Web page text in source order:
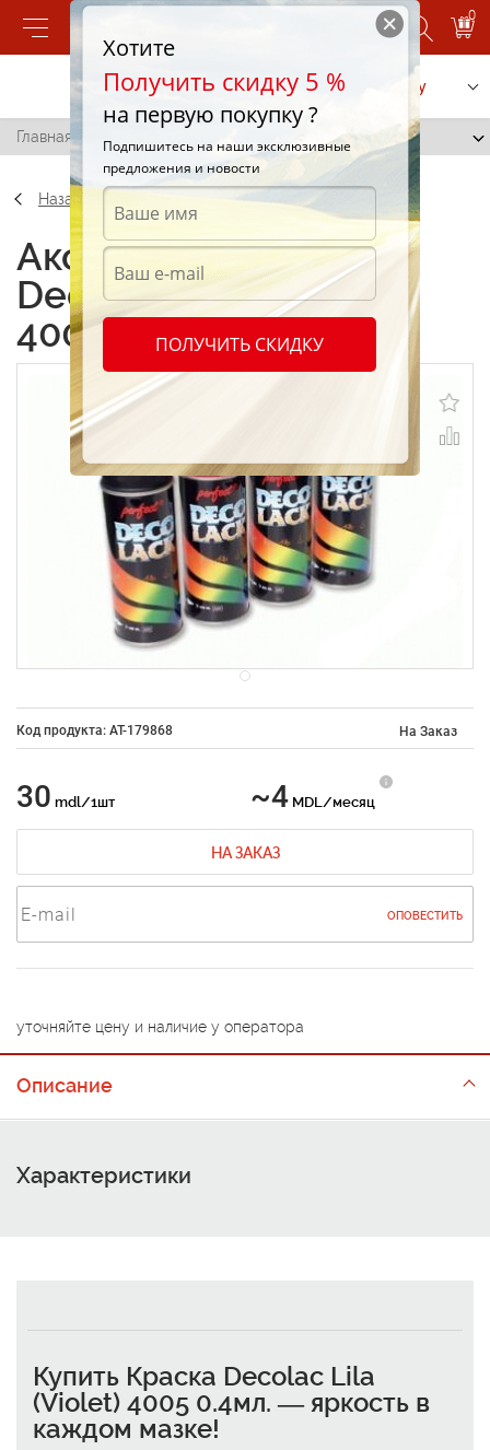
0
Позвонить Заказать услугу
Главная / Краска Decolac Lila (Violet) 4005 0.4мл.
Назад
Аксессуары Краска
Decolac Lila (Violet)
4005 0.4мл.
Код продукта: AT-179868 На Заказ
30 mdl/1шт ~4 MDL/месяц
НА ЗАКАЗ
ОПОВЕСТИТЬ
уточняйте цену и наличие у оператора
Описание
Характеристики
Купить Краска Decolac Lila
(Violet) 4005 0.4мл. — яркость в
каждом мазке!
Хотите
Получить скидку 5 %
на первую покупку ?
Подпишитесь на наши эксклюзивные
предложения и новости
ПОЛУЧИТЬ СКИДКУ